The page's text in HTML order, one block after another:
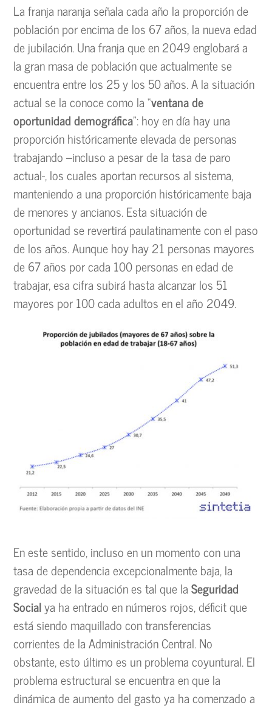
La franja naranja señala cada año la proporción de
población por encima de los 67 años, la nueva edad
de jubilación. Una franja que en 2049 englobará a
la gran masa de población que actualmente se
encuentra entre los 25 y los 50 años. A la situación
actual se la conoce como la “ventana de
oportunidad demográfica”: hoy en día hay una
proporción históricamente elevada de personas
trabajando –incluso a pesar de la tasa de paro
actual-, los cuales aportan recursos al sistema,
manteniendo a una proporción históricamente baja
de menores y ancianos. Esta situación de
oportunidad se revertirá paulatinamente con el paso
de los años. Aunque hoy hay 21 personas mayores
de 67 años por cada 100 personas en edad de
trabajar, esa cifra subirá hasta alcanzar los 51
mayores por 100 cada adultos en el año 2049.
En este sentido, incluso en un momento con una
tasa de dependencia excepcionalmente baja, la
gravedad de la situación es tal que laSeguridad
Socialya ha entrado en números rojos, déficit que
está siendo maquillado con transferencias
corrientes de la Administración Central. No
obstante, esto último es un problema coyuntural. El
problema estructural se encuentra en que la
dinámica de aumento del gasto ya ha comenzado a